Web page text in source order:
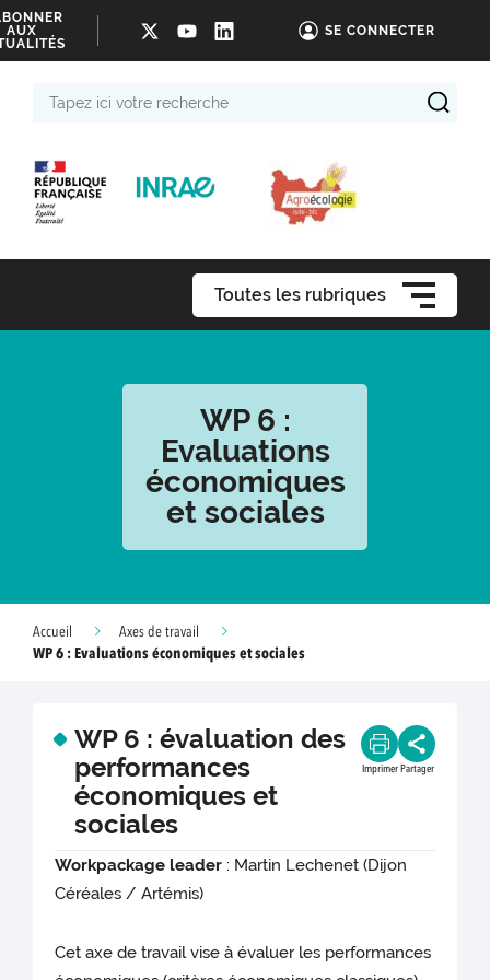
AUX
SE CONNECTER
Toutes les rubriques
WP 6 :
Evaluations
économiques
et sociales
Accueil
Axes de travail
WP 6 : Evaluations économiques et sociales
WP 6 : évaluation des
performances
économiques et
sociales
Imprimer Partager
Workpackage leader : Martin Lechenet (Dijon
Céréales / Artémis)
Cet axe de travail vise à évaluer les performances